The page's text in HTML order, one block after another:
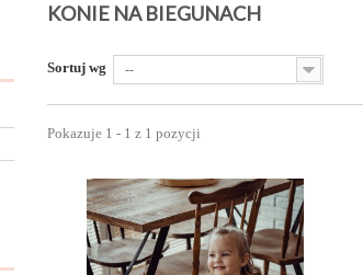
KONIE NA BIEGUNACH
Sortuj wg --
Pokazuje 1 - 1 z 1 pozycji